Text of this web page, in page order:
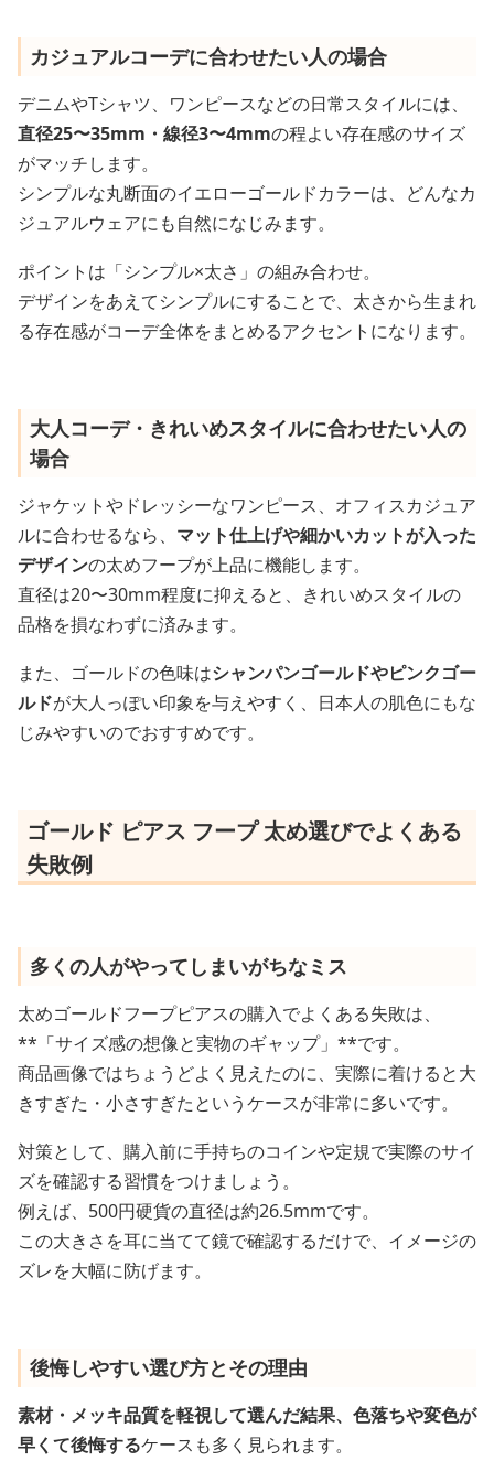
カジュアルコーデに合わせたい人の場合
デニムやTシャツ、ワンピースなどの日常スタイルには、
直径25〜35mm・線径3〜4mmの程よい存在感のサイズ
がマッチします。
シンプルな丸断面のイエローゴールドカラーは、どんなカ
ジュアルウェアにも自然になじみます。
ポイントは「シンプル×太さ」の組み合わせ。
デザインをあえてシンプルにすることで、太さから生まれ
る存在感がコーデ全体をまとめるアクセントになります。
大人コーデ・きれいめスタイルに合わせたい人の
場合
ジャケットやドレッシーなワンピース、オフィスカジュア
ルに合わせるなら、 マット仕上げや細かいカットが入った
デザインの太めフープが上品に機能します。
直径は20〜30mm程度に抑えると、きれいめスタイルの
品格を損なわずに済みます。
また、ゴールドの色味はシャンパンゴールドやピンクゴー
ルドが大人っぽい印象を与えやすく、日本人の肌色にもな
じみやすいのでおすすめです。
ゴールド ピアス フープ 太め選びでよくある
失敗例
多くの人がやってしまいがちなミス
太めゴールドフープピアスの購入でよくある失敗は、
**「サイズ感の想像と実物のギャップ」**です。
商品画像ではちょうどよく見えたのに、実際に着けると大
きすぎた・小さすぎたというケースが非常に多いです。
対策として、購入前に手持ちのコインや定規で実際のサイ
ズを確認する習慣をつけましょう。
例えば、500円硬貨の直径は約26.5mmです。
この大きさを耳に当てて鏡で確認するだけで、イメージの
ズレを大幅に防げます。
後悔しやすい選び方とその理由
素材・メッキ品質を軽視して選んだ結果、色落ちや変色が
早くて後悔するケースも多く見られます。